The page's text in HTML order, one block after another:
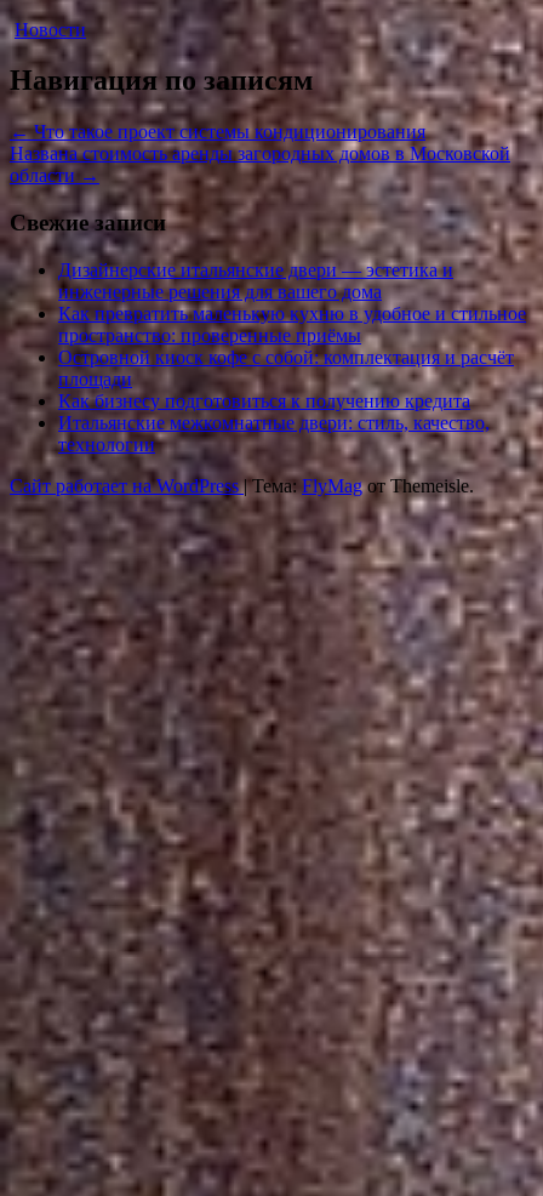
Новости
Навигация по записям
←Что такое проект системы кондиционирования
Названа стоимость аренды загородных домов в Московской
области →
Свежие записи
Дизайнерские итальянские двери — эстетика и
инженерные решения для вашего дома
Как превратить маленькую кухню в удобное и стильное
пространство: проверенные приёмы
Островной киоск кофе с собой: комплектация и расчёт
площади
Как бизнесу подготовиться к получению кредита
Итальянские межкомнатные двери: стиль, качество,
технологии
Сайт работает на WordPress|Тема: FlyMagот Themeisle.